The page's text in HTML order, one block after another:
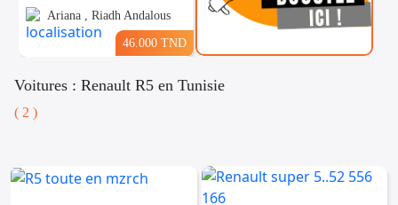
Ariana , Riadh Andalous
46.000 TND
Voitures : Renault R5 en Tunisie
( 2 )